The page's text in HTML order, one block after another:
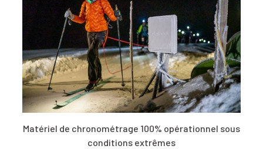
Matériel de chronométrage 100% opérationnel sous
conditions extrêmes